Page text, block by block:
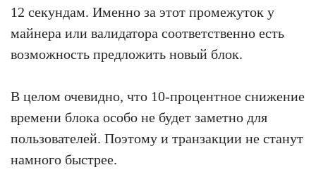
12 секундам. Именно за этот промежуток у
майнера или валидатора соответственно есть
возможность предложить новый блок.
В целом очевидно, что 10-процентное снижение
времени блока особо не будет заметно для
пользователей. Поэтому и транзакции не станут
намного быстрее.